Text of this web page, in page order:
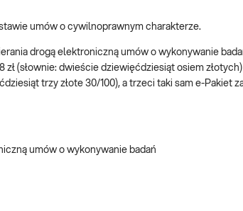
umów o cywilnoprawnym charakterze.
drogą elektroniczną umów o wykonywanie
zł (słownie: dwieście dziewięćdziesiąt osiem
trzy złote 30/100), a trzeci taki sam e-Pakiet
umów o wykonywanie badań